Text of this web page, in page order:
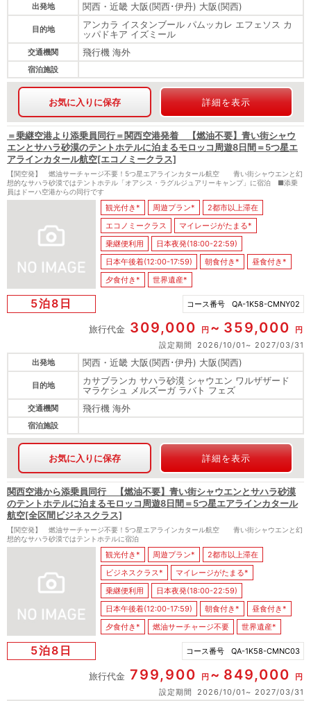
出発地
関西・近畿 大阪(関西･伊丹) 大阪(関西)
目的地
アンカラ イスタンブール パムッカレ エフェソス カ
ッパドキア イズミール
交通機関 飛行機 海外
宿泊施設
お気に入りに保存 詳細を表示
＝乗継空港より添乗員同行＝関西空港発着 【燃油不要】青い街シャウ
エンとサハラ砂漠のテントホテルに泊まるモロッコ周遊8日間＝5つ星エ
アラインカタール航空[エコノミークラス]
【関空発】 燃油サーチャージ不要！5つ星エアラインカタール航空 青い街シャウエンと幻
想的なサハラ砂漠ではテントホテル「オアシス・ラグルジュアリーキャンプ」に宿泊 ■添乗
員はドーハ空港からの同行です
観光付き* 周遊プラン*
2都市以上滞在
エコノミークラス
マイレージがたまる*
乗継便利用
日本夜発(18:00-22:59)
日本午後着(12:00-17:59)
朝食付き*
昼食付き*
夕食付き*
世界遺産*
5泊8日 コース番号 QA-1K58-CMNY02
旅行代金 309,000 円 359,000
円
設定期間
2026/10/01
2027/03/31
出発地
関西・近畿 大阪(関西･伊丹) 大阪(関西)
目的地
カサブランカ サハラ砂漠 シャウエン ワルザザード
マラケシュ メルズーガ ラバト フェズ
交通機関 飛行機 海外
宿泊施設
お気に入りに保存 詳細を表示
関西空港から添乗員同行 【燃油不要】青い街シャウエンとサハラ砂漠
のテントホテルに泊まるモロッコ周遊8日間＝5つ星エアラインカタール
航空[全区間ビジネスクラス]
【関空発】 燃油サーチャージ不要！5つ星エアラインカタール航空 青い街シャウエンと幻
想的なサハラ砂漠ではテントホテルに宿泊
観光付き* 周遊プラン*
2都市以上滞在
ビジネスクラス*
マイレージがたまる*
乗継便利用
日本夜発(18:00-22:59)
日本午後着(12:00-17:59)
朝食付き*
昼食付き*
夕食付き*
燃油サーチャージ不要 世界遺産*
5泊8日 コース番号 QA-1K58-CMNC03
旅行代金 799,900 円 849,000
円
設定期間
2026/10/01 2027/03/31